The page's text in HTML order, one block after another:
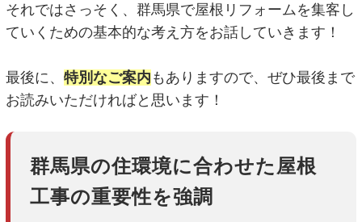
それではさっそく、群馬県で屋根リフォームを集客し
ていくための基本的な考え方をお話していきます！
最後に、特別なご案内 もありますので、ぜひ最後まで
お読みいただければと思います！
群馬県の住環境に合わせた屋根
工事の重要性を強調